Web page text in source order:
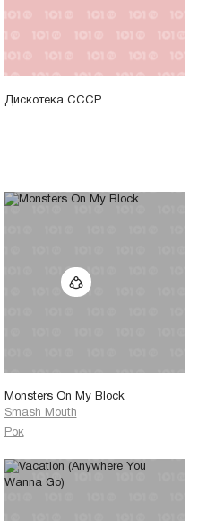
Дискотека СССР
Monsters On My Block
Smash Mouth
Рок